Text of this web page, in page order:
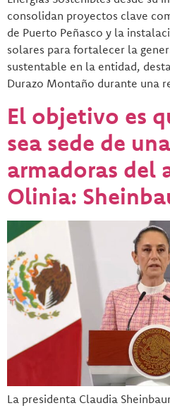
consolidan proyectos clave
de Puerto Peñasco y la
solares para fortalecer la
sustentable en la entidad,
Durazo Montaño durante una
El objetivo es
sea sede de
armadoras del
Olinia:
La presidenta Claudia